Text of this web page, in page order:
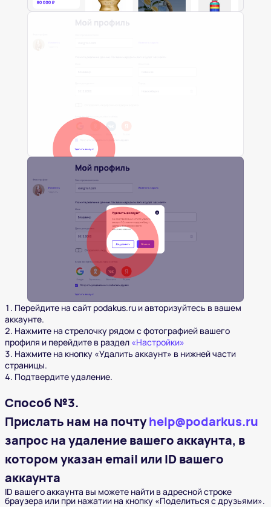
Перейдите на сайт podakus.ru и авторизуйтесь в вашем
аккаунте.
Нажмите на стрелочку рядом с фотографией вашего
профиля и перейдите в раздел «Настройки»
Нажмите на кнопку «Удалить аккаунт» в нижней части
страницы.
Подтвердите удаление.
Способ №3.
Прислать нам на почтуhelp@podarkus.ru
запрос на удаление вашего аккаунта, в
котором указан email или ID вашего
аккаунта
ID вашего аккаунта вы можете найти в адресной строке
браузера или при нажатии на кнопку «Поделиться с друзьями».